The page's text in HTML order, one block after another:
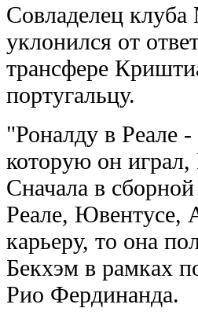
Совладелец
уклонился от
трансфере
португальцу.
"Роналду в Реале
которую он играл,
Сначала в
Реале, Ювентусе,
карьеру, то она
Бекхэм в рамках
Рио Фердинанда.